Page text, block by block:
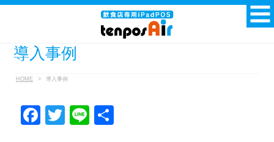
導入事例
HOME > 導入事例
F
T
Li